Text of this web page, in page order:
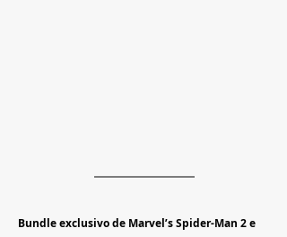
Bundle exclusivo de Marvel’s Spider-Man 2 e